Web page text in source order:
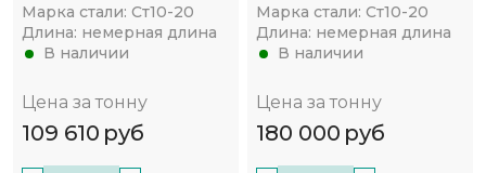
Марка стали: Ст10-20
Длина: немерная длина
В наличии
Цена за тонну
109 610 руб
Марка стали: Ст10-20
Длина: немерная длина
В наличии
Цена за тонну
180 000 руб